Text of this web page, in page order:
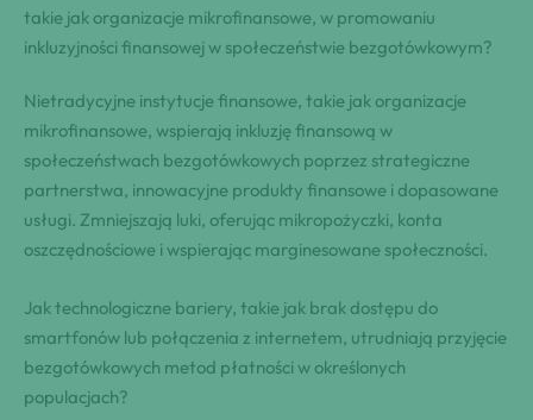
takie jak organizacje mikrofinansowe, w promowaniu
inkluzyjności finansowej w społeczeństwie bezgotówkowym?
Nietradycyjne instytucje finansowe, takie jak organizacje
mikrofinansowe, wspierają inkluzję finansową w
społeczeństwach bezgotówkowych poprzez strategiczne
partnerstwa, innowacyjne produkty finansowe i dopasowane
usługi. Zmniejszają luki, oferując mikropożyczki, konta
oszczędnościowe i wspierając marginesowane społeczności.
Jak technologiczne bariery, takie jak brak dostępu do
smartfonów lub połączenia z internetem, utrudniają przyjęcie
bezgotówkowych metod płatności w określonych
populacjach?